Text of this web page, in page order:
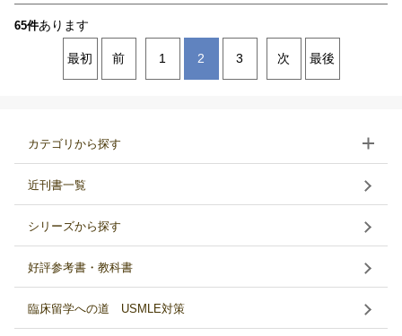
65件あります
最初 前 1 2 3 次 最後
カテゴリから探す
近刊書一覧
シリーズから探す
好評参考書・教科書
臨床留学への道 USMLE対策